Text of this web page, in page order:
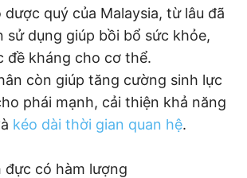
quý của Malaysia, từ lâu đã
sử dụng giúp bồi bổ sức khỏe,
đề kháng cho cơ thể.
còn giúp tăng cường sinh lực
phái mạnh, cải thiện khả năng
kéo dài thời gian quan hệ.
đực có hàm lượng